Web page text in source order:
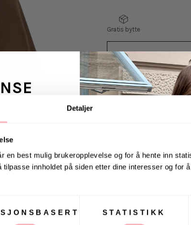
Detaljer
en best mulig brukeropplevelse og for å hente inn
innholdet på siden etter dine interesser og for
STATISTIKK
Gratis bytte
VELG
VELG
Mercy East Skirt fra
skjørt - myke og
boots. Mercy East
midje og er lett
Levering
<3
Instagram